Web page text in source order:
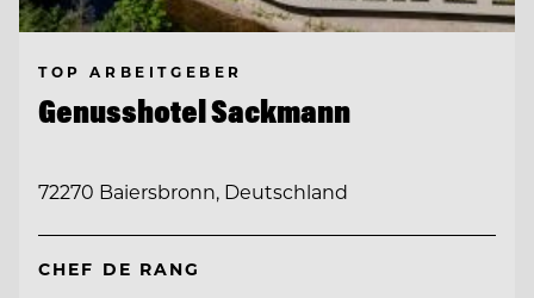
TOP ARBEITGEBER
Genusshotel Sackmann
72270 Baiersbronn, Deutschland
CHEF DE RANG